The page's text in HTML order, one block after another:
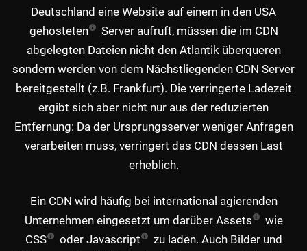
Deutschland eine Website auf einem in den USA
gehosteten
Server aufruft, müssen die im CDN
abgelegten Dateien nicht den Atlantik überqueren
sondern werden von dem Nächstliegenden CDN Server
bereitgestellt (z.B. Frankfurt). Die verringerte Ladezeit
ergibt sich aber nicht nur aus der reduzierten
Entfernung: Da der Ursprungsserver weniger Anfragen
verarbeiten muss, verringert das CDN dessen Last
erheblich.
Ein CDN wird häufig bei international agierenden
Unternehmen eingesetzt um darüber Assets
wie
CSS
oder Javascript
zu laden. Auch Bilder und